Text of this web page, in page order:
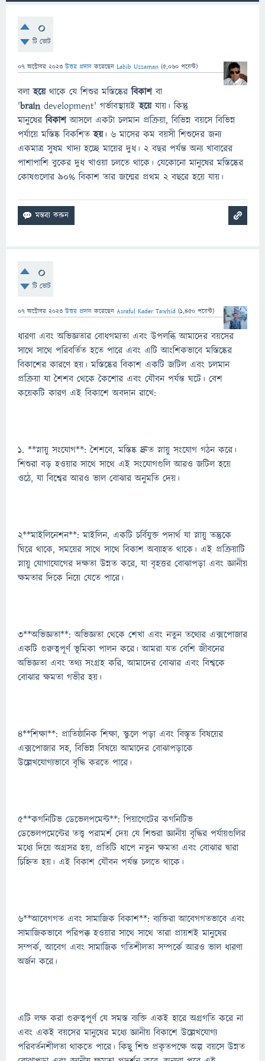
0
টি ভোট
07 অক্টোবর 2023 উত্তর প্রদান করেছেন Labib Uzzaman (5,060 পয়েন্ট)
বলাহয়েথাকে যে শিশুর মস্তিষ্কেরবিকাশবা
'braindevelopment' গর্ভাবস্থায়ইহয়েযায়। কিন্তু
মানুষেরবিকাশআসলে একটা চলমান প্রক্রিয়া, বিভিন্ন বয়সে বিভিন্ন
পর্যায়ে মস্তিষ্ক বিকশিতহয়। ৬ মাসের কম বয়সী শিশুদের জন্য
একমাত্র সুষম খাদ্য হচ্ছে মায়ের দুধ। ২ বছর পর্যন্ত অন্য খাবারের
পাশাপাশি বুকের দুধ খাওয়া চলতে থাকে। যেকোনো মানুষের মস্তিষ্কের
কোষগুলোর ৯০% বিকাশ তার জন্মের প্রথম ২ বছরে হয়ে যায়।
0
টি ভোট
07 অক্টোবর 2023 উত্তর প্রদান করেছেন Asraful Kader Tawhid (1,450 পয়েন্ট)
ধারণা এবং অভিজ্ঞতার বোধগম্যতা এবং উপলব্ধি আমাদের বয়সের
সাথে সাথে পরিবর্তিত হতে পারে এবং এটি আংশিকভাবে মস্তিষ্কের
বিকাশের কারণে হয়। মস্তিষ্কের বিকাশ একটি জটিল এবং চলমান
প্রক্রিয়া যা শৈশব থেকে কৈশোর এবং যৌবন পর্যন্ত ঘটে। বেশ
কয়েকটি কারণ এই বিকাশে অবদান রাখে:
1. **স্নায়ু সংযোগ**: শৈশবে, মস্তিষ্ক দ্রুত স্নায়ু সংযোগ গঠন করে।
শিশুরা বড় হওয়ার সাথে সাথে এই সংযোগগুলি আরও জটিল হয়ে
ওঠে, যা বিশ্বের আরও ভাল বোঝার অনুমতি দেয়।
2**মাইলিনেশন**: মাইলিন, একটি চর্বিযুক্ত পদার্থ যা স্নায়ু তন্তুকে
ঘিরে থাকে, সময়ের সাথে সাথে বিকাশ অব্যাহত থাকে। এই প্রক্রিয়াটি
স্নায়ু যোগাযোগের দক্ষতা উন্নত করে, যা বৃহত্তর বোঝাপড়া এবং জ্ঞানীয়
ক্ষমতার দিকে নিয়ে যেতে পারে।
3**অভিজ্ঞতা**: অভিজ্ঞতা থেকে শেখা এবং নতুন তথ্যের এক্সপোজার
একটি গুরুত্বপূর্ণ ভূমিকা পালন করে। আমরা যত বেশি জীবনের
অভিজ্ঞতা এবং তথ্য সংগ্রহ করি, আমাদের বোঝার এবং বিশ্বকে
বোঝার ক্ষমতা গভীর হয়।
4**শিক্ষা**: প্রাতিষ্ঠানিক শিক্ষা, স্কুলে পড়া এবং বিস্তৃত বিষয়ের
এক্সপোজার সহ, বিভিন্ন বিষয়ে আমাদের বোঝাপড়াকে
উল্লেখযোগ্যভাবে বৃদ্ধি করতে পারে।
5**কগনিটিভ ডেভেলপমেন্ট**: পিয়াগেটের কগনিটিভ
ডেভেলপমেন্টের তত্ত্ব পরামর্শ দেয় যে শিশুরা জ্ঞানীয় বৃদ্ধির পর্যায়গুলির
মধ্যে দিয়ে অগ্রসর হয়, প্রতিটি ধাপে নতুন ক্ষমতা এবং বোঝার দ্বারা
চিহ্নিত হয়। এই বিকাশ যৌবন পর্যন্ত চলতে থাকে।
6**আবেগগত এবং সামাজিক বিকাশ**: ব্যক্তিরা আবেগগতভাবে এবং
সামাজিকভাবে পরিপক্ক হওয়ার সাথে সাথে তারা প্রায়শই মানুষের
সম্পর্ক, আবেগ এবং সামাজিক গতিশীলতা সম্পর্কে আরও ভাল ধারণা
অর্জন করে।
এটি লক্ষ করা গুরুত্বপূর্ণ যে সমস্ত ব্যক্তি একই হারে অগ্রগতি করে না
এবং একই বয়সের মানুষের মধ্যে জ্ঞানীয় বিকাশে উল্লেখযোগ্য
পরিবর্তনশীলতা থাকতে পারে। কিছু শিশু প্রকৃতপক্ষে অল্প বয়সে উন্নত